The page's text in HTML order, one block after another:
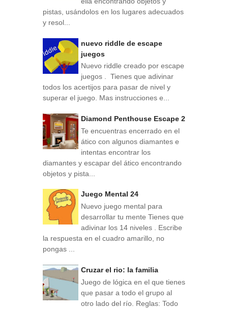
pistas, usándolos en los lugares adecuados
y resol...
nuevo riddle de escape
juegos
Nuevo riddle creado por escape
juegos . Tienes que adivinar
todos los acertijos para pasar de nivel y
superar el juego. Mas instrucciones e...
Diamond Penthouse Escape 2
Te encuentras encerrado en el
ático con algunos diamantes e
intentas encontrar los
diamantes y escapar del ático encontrando
objetos y pista...
Juego Mental 24
Nuevo juego mental para
desarrollar tu mente Tienes que
adivinar los 14 niveles . Escribe
la respuesta en el cuadro amarillo, no
pongas ...
Cruzar el rio: la familia
Juego de lógica en el que tienes
que pasar a todo el grupo al
otro lado del río. Reglas: Todo